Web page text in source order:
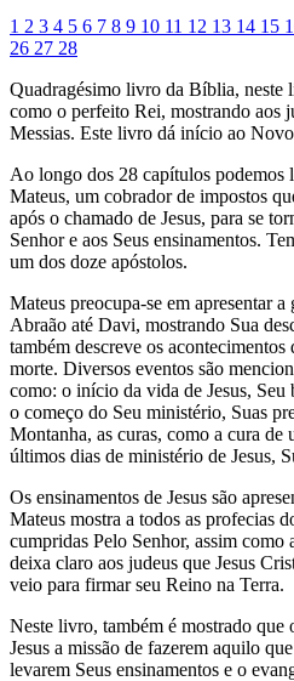
1 2 3 4 5 6 7 8 9 10 11 12 13 14 15
26 27 28
Quadragésimo livro da Bíblia, neste
como o perfeito Rei, mostrando aos
Messias. Este livro dá início ao
Ao longo dos 28 capítulos podemos
Mateus, um cobrador de impostos
após o chamado de Jesus, para se
Senhor e aos Seus ensinamentos.
um dos doze apóstolos.
Mateus preocupa-se em apresentar a
Abraão até Davi, mostrando Sua
também descreve os
morte. Diversos eventos são
como: o início da vida de Jesus,
o começo do Seu ministério, Suas
Montanha, as curas, como a cura de
últimos dias de ministério de Jesus,
Os ensinamentos de Jesus são
Mateus mostra a todos as profecias
cumpridas Pelo Senhor, assim
deixa claro aos judeus que Jesus
veio para firmar seu Reino na Terra.
Neste livro, também é mostrado que
Jesus a missão de fazerem aquilo
levarem Seus ensinamentos e o